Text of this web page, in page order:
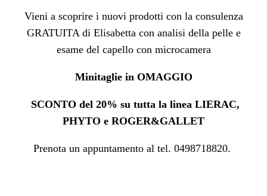
Vieni a scoprire i nuovi prodotti con la consulenza
GRATUITA di Elisabetta con analisi della pelle e
esame del capello con microcamera
Minitaglie in OMAGGIO
SCONTO del 20% su tutta la linea LIERAC,
PHYTO e ROGER&GALLET
Prenota un appuntamento al tel. 0498718820.